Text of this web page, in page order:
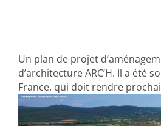
Un plan de projet
d’architecture ARC’H. Il a été
France, qui doit rendre